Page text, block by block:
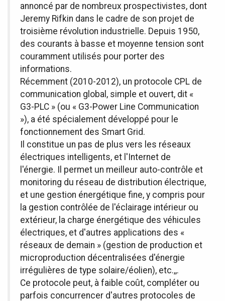
annoncé par de nombreux prospectivistes, dont
Jeremy Rifkin dans le cadre de son projet de
troisième révolution industrielle. Depuis 1950,
des courants à basse et moyenne tension sont
couramment utilisés pour porter des
informations.
Récemment (2010-2012), un protocole CPL de
communication global, simple et ouvert, dit «
G3-PLC » (ou « G3-Power Line Communication
»), a été spécialement développé pour le
fonctionnement des Smart Grid.
Il constitue un pas de plus vers les réseaux
électriques intelligents, et l'Internet de
l'énergie. Il permet un meilleur auto-contrôle et
monitoring du réseau de distribution électrique,
et une gestion énergétique fine, y compris pour
la gestion contrôlée de l'éclairage intérieur ou
extérieur, la charge énergétique des véhicules
électriques, et d'autres applications des «
réseaux de demain » (gestion de production et
microproduction décentralisées d'énergie
irrégulières de type solaire/éolien), etc.,,.
Ce protocole peut, à faible coût, compléter ou
parfois concurrencer d'autres protocoles de